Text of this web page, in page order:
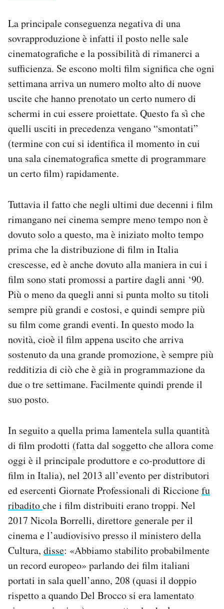
La principale conseguenza negativa di una
sovrapproduzione è infatti il posto nelle sale
cinematografiche e la possibilità di rimanerci a
sufficienza. Se escono molti film significa che ogni
settimana arriva un numero molto alto di nuove
uscite che hanno prenotato un certo numero di
schermi in cui essere proiettate. Questo fa sì che
quelli usciti in precedenza vengano “smontati”
(termine con cui si identifica il momento in cui
una sala cinematografica smette di programmare
un certo film) rapidamente.
Tuttavia il fatto che negli ultimi due decenni i film
rimangano nei cinema sempre meno tempo non è
dovuto solo a questo, ma è iniziato molto tempo
prima che la distribuzione di film in Italia
crescesse, ed è anche dovuto alla maniera in cui i
film sono stati promossi a partire dagli anni ‘90.
Più o meno da quegli anni si punta molto su titoli
sempre più grandi e costosi, e quindi sempre più
su film come grandi eventi. In questo modo la
novità, cioè il film appena uscito che arriva
sostenuto da una grande promozione, è sempre più
redditizia di ciò che è già in programmazione da
due o tre settimane. Facilmente quindi prende il
suo posto.
In seguito a quella prima lamentela sulla quantità
di film prodotti (fatta dal soggetto che allora come
oggi è il principale produttore e co-produttore di
film in Italia), nel 2013 all’evento per distributori
ed esercenti Giornate Professionali di Riccionefu
ribaditoche i film distribuiti erano troppi. Nel
2017 Nicola Borrelli, direttore generale per il
cinema e l’audiovisivo presso il ministero della
Cultura, disse: «Abbiamo stabilito probabilmente
un record europeo» parlando dei film italiani
portati in sala quell’anno, 208 (quasi il doppio
rispetto a quando Del Brocco si era lamentato